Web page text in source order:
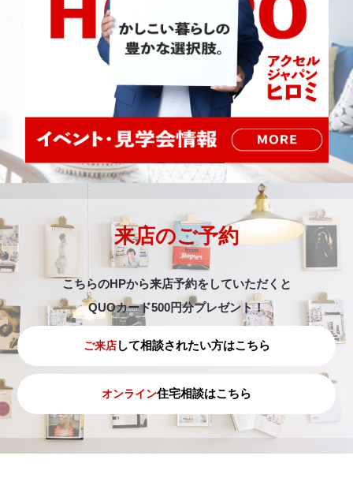
来店のご予約
こちらのHPから来店予約をしていただくと
QUOカード500円分プレゼント！
ご来店して相談されたい方はこちら
オンライン住宅相談はこちら